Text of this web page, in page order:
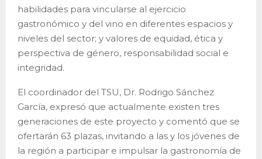
habilidades para vincularse al ejercicio
gastronómico y del vino en diferentes espacios y
niveles del sector; y valores de equidad, ética y
perspectiva de género, responsabilidad social e
integridad.
El coordinador del TSU, Dr. Rodrigo Sánchez
García, expresó que actualmente existen tres
generaciones de este proyecto y comentó que se
ofertarán 63 plazas, invitando a las y los jóvenes de
la región a participar e impulsar la gastronomía de